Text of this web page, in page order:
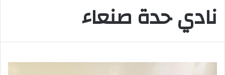
نادي حدة صنعاء